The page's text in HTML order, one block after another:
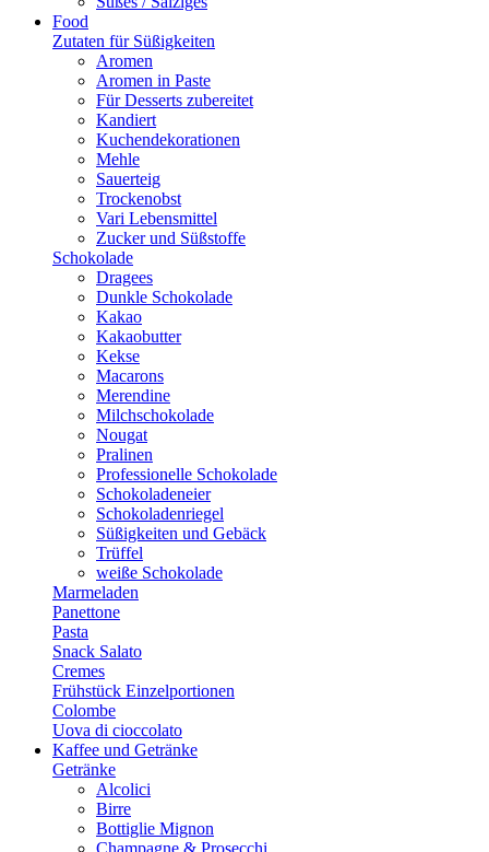
Food
Zutaten für Süßigkeiten
Aromen
Aromen in Paste
Für Desserts zubereitet
Kandiert
Kuchendekorationen
Mehle
Sauerteig
Trockenobst
Vari Lebensmittel
Zucker und Süßstoffe
Schokolade
Dragees
Dunkle Schokolade
Kakao
Kakaobutter
Kekse
Macarons
Merendine
Milchschokolade
Nougat
Pralinen
Professionelle Schokolade
Schokoladeneier
Schokoladenriegel
Süßigkeiten und Gebäck
Trüffel
weiße Schokolade
Marmeladen
Panettone
Pasta
Snack Salato
Cremes
Frühstück Einzelportionen
Colombe
Uova di cioccolato
Kaffee und Getränke
Getränke
Alcolici
Birre
Bottiglie Mignon
Champagne & Prosecchi